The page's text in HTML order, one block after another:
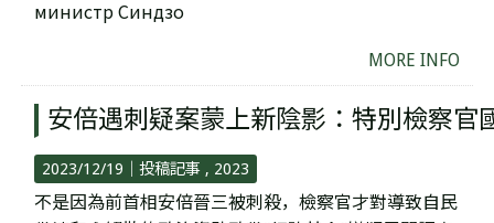
министр Синдзо
MORE INFO
安倍遇刺疑案蒙上新陰影：特別檢察官
2023/12/19｜投稿記事 2023
不是因為前首相安倍晉三被刺殺，檢察官才對導致自民